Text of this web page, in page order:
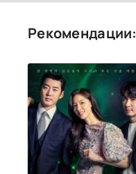
Рекомендации: